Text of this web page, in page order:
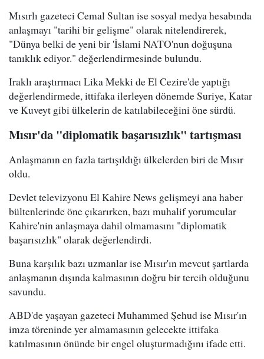
Mısırlı gazeteci Cemal Sultan ise sosyal medya hesabında
anlaşmayı "tarihi bir gelişme" olarak nitelendirerek,
"Dünya belki de yeni bir 'İslami NATO'nun doğuşuna
tanıklık ediyor." değerlendirmesinde bulundu.
Iraklı araştırmacı Lika Mekki de El Cezire'de yaptığı
değerlendirmede, ittifaka ilerleyen dönemde Suriye, Katar
ve Kuveyt gibi ülkelerin de katılabileceğini öne sürdü.
Mısır'da "diplomatik başarısızlık" tartışması
Anlaşmanın en fazla tartışıldığı ülkelerden biri de Mısır
oldu.
Devlet televizyonu El Kahire News gelişmeyi ana haber
bültenlerinde öne çıkarırken, bazı muhalif yorumcular
Kahire'nin anlaşmaya dahil olmamasını "diplomatik
başarısızlık" olarak değerlendirdi.
Buna karşılık bazı uzmanlar ise Mısır'ın mevcut şartlarda
anlaşmanın dışında kalmasının doğru bir tercih olduğunu
savundu.
ABD'de yaşayan gazeteci Muhammed Şehud ise Mısır'ın
imza töreninde yer almamasının gelecekte ittifaka
katılmasının önünde bir engel oluşturmadığını ifade etti.